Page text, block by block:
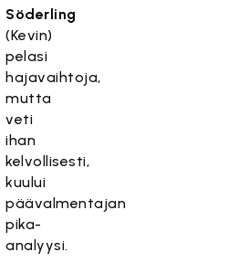
Söderling
(Kevin)
pelasi
hajavaihtoja,
mutta
veti
ihan
kelvollisesti,
kuului
päävalmentajan
pika-
analyysi.